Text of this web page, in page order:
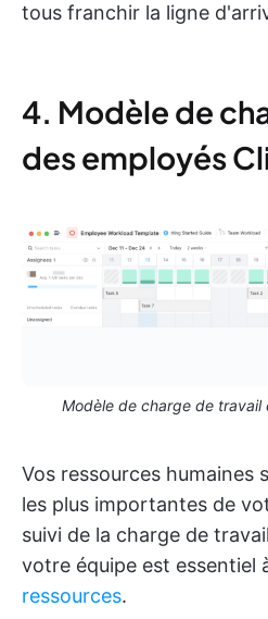
tous franchir la ligne
4. Modèle de
des employés
Modèle de charge de travail
Vos ressources humaines
les plus importantes de
suivi de la charge de
votre équipe est essentiel
ressources.